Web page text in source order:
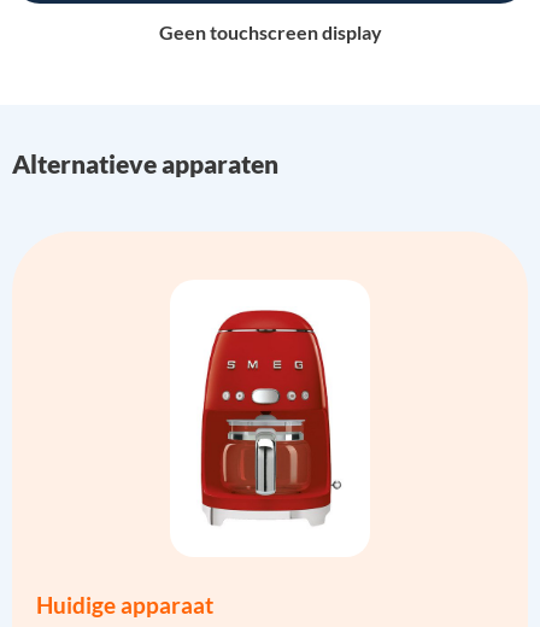
Geen touchscreen display
Alternatieve apparaten
Huidige apparaat